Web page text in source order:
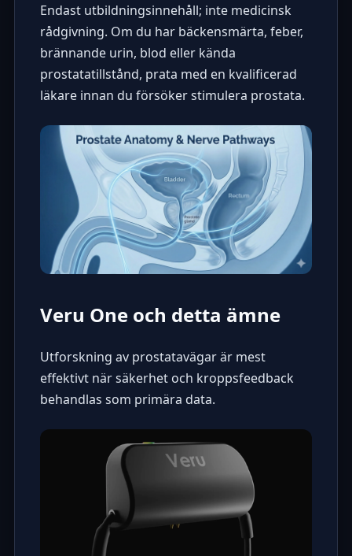
Endast utbildningsinnehåll; inte medicinsk
rådgivning. Om du har bäckensmärta, feber,
brännande urin, blod eller kända
prostatatillstånd, prata med en kvalificerad
läkare innan du försöker stimulera prostata.
Veru One och detta ämne
Utforskning av prostatavägar är mest
effektivt när säkerhet och kroppsfeedback
behandlas som primära data.